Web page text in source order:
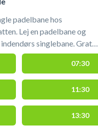
padelbane hos
Lej en padelbane og
singlebane. Gratis
i HimmerLand
himmerland
07:30
11:30
13:30